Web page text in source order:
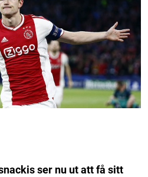
ser nu ut att få sitt